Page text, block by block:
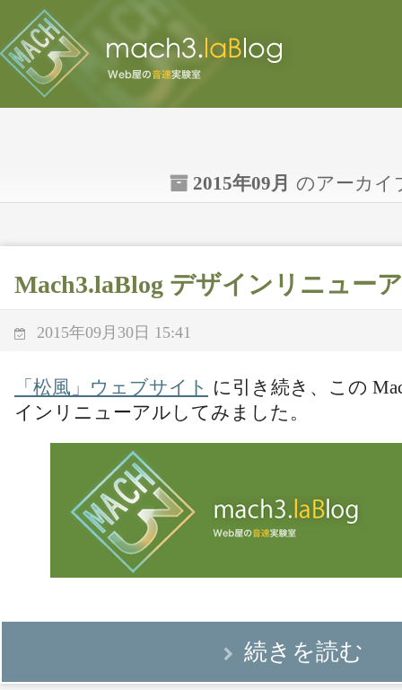
2015年09月 のアーカイ
Mach3.laBlog デザインリニュー
2015年09月30日 15:41
「松風」ウェブサイト に引き続き、この
インリニューアルしてみました。
続きを読む